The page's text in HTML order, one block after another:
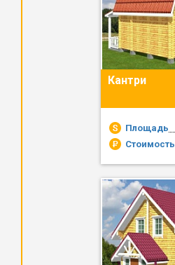
Кантри
Площадь
Стоимость